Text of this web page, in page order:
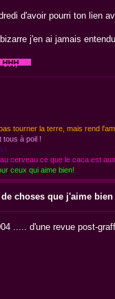
d'avoir pourri ton lien
j'en ai jamais
tourner la terre, mais rend
tous à poil !
!
cerveau ce que le caca est
ceux qui aime bien!
de choses que j'aime bien
..... d'une revue post-